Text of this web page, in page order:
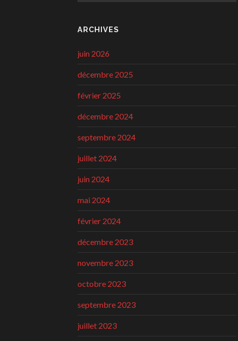
ARCHIVES
juin 2026
décembre 2025
février 2025
décembre 2024
septembre 2024
juillet 2024
juin 2024
mai 2024
février 2024
décembre 2023
novembre 2023
octobre 2023
septembre 2023
juillet 2023